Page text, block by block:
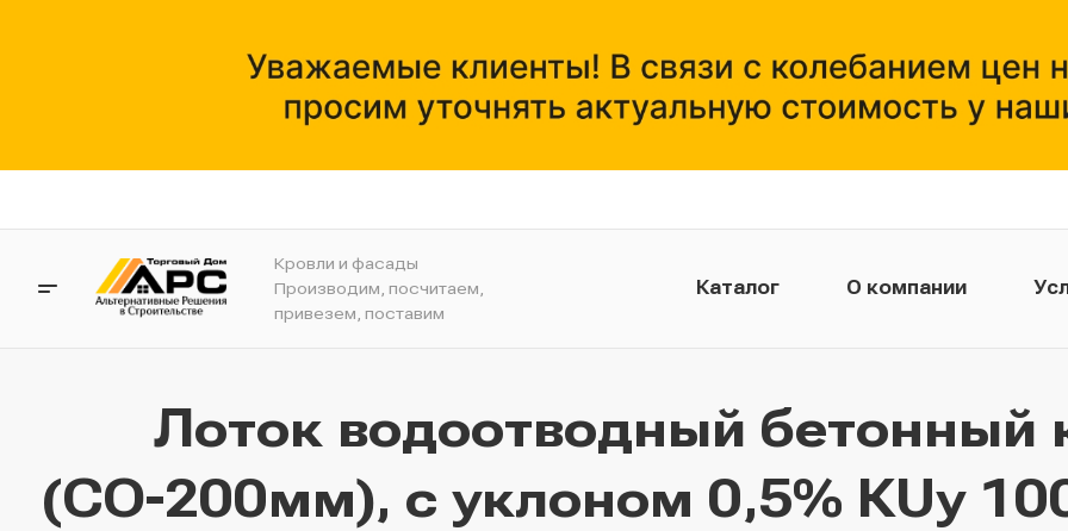
Кровли и фасады
Производим, посчитаем,
привезем, поставим
Каталог О компании
Лоток водоотводный бетонный
(СО-200мм), с уклоном 0,5% КUу